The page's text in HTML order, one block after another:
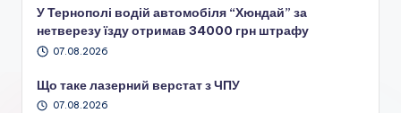
У Тернополі водій автомобіля “Хюндай” за
нетверезу їзду отримав 34000 грн штрафу
07.08.2026
Що таке лазерний верстат з ЧПУ
07.08.2026